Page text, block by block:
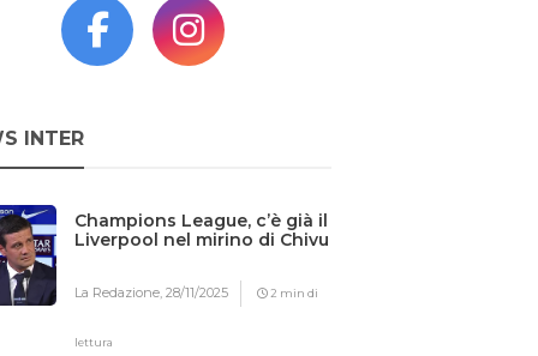
INTER
Champions League, c’è già il
Liverpool nel mirino di Chivu
La Redazione,28/11/2025 2 min di
lettura